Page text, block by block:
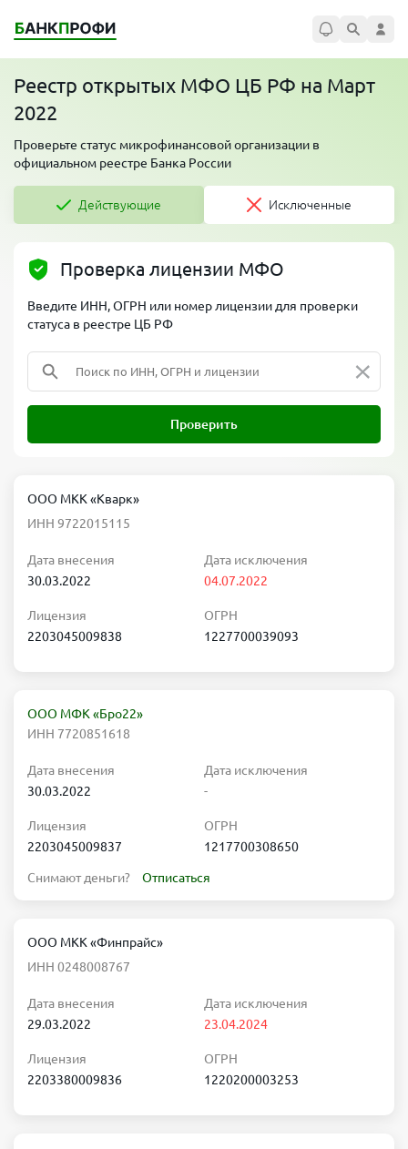
Реестр открытых МФО ЦБ РФ на Март
2022
Проверьте статус микрофинансовой организации в
официальном реестре Банка России
Действующие Исключенные
Проверка лицензии МФО
Введите ИНН, ОГРН или номер лицензии для проверки
статуса в реестре ЦБ РФ
Проверить
×
ООО МКК «Кварк»
ИНН 9722015115
Дата внесения
30.03.2022
Дата исключения
04.07.2022
Лицензия
2203045009838
ОГРН
1227700039093
ООО МФК «Бро22»
ИНН 7720851618
Дата внесения
30.03.2022
Дата исключения
-
Лицензия
2203045009837
ОГРН
1217700308650
Снимают деньги? Отписаться
ООО МКК «Финпрайс»
ИНН 0248008767
Дата внесения
29.03.2022
Дата исключения
23.04.2024
Лицензия
2203380009836
ОГРН
1220200003253